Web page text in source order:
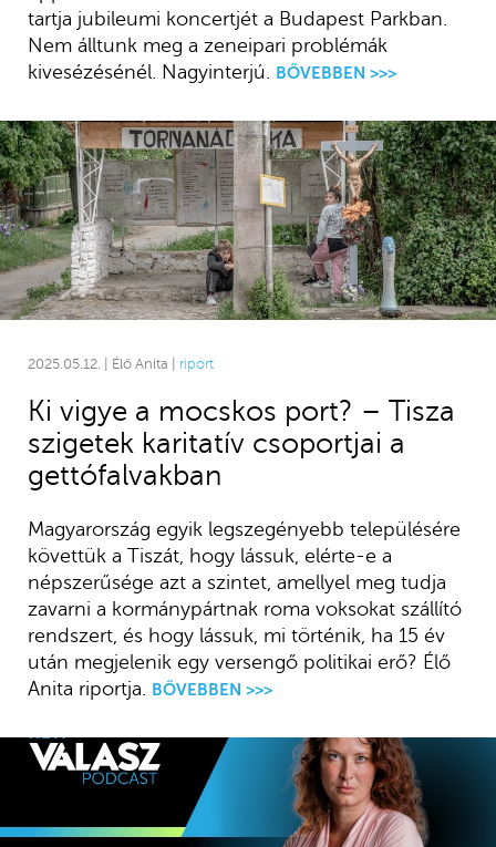
2025.05.12. | Élő Anita | riport
Ki vigye a mocskos port? – Tisza
szigetek karitatív csoportjai a
gettófalvakban
Magyarország egyik legszegényebb településére
követtük a Tiszát, hogy lássuk, elérte-e a
népszerűsége azt a szintet, amellyel meg tudja
zavarni a kormánypártnak roma voksokat szállító
rendszert, és hogy lássuk, mi történik, ha 15 év
után megjelenik egy versengő politikai erő? Élő
Anita riportja. BŐVEBBEN >>>
tartja jubileumi koncertjét a Budapest Parkban.
Nem álltunk meg a zeneipari problémák
kivesézésénél. Nagyinterjú.
BŐVEBBEN >>>